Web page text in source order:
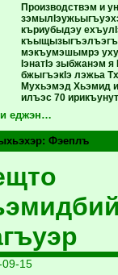
Производствэм и
къриубыдэу
мэкъумэшымрэ
IэнатIэ зыбжанэм
бжыгъэкIэ лэжьа
Мухьэмэд Хьэмид
илъэс 70
еджэн…
Фэеплъ
09-15